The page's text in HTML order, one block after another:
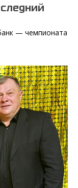
— чемпионата